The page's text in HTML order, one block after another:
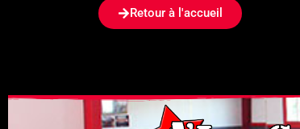
Retour à l'accueil